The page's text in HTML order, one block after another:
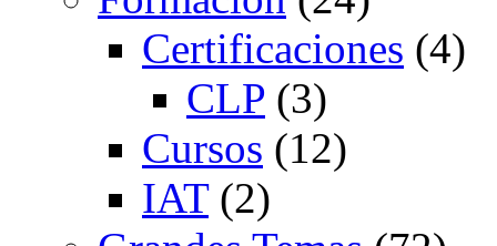
Certificaciones (4)
CLP (3)
Cursos (12)
IAT(2)